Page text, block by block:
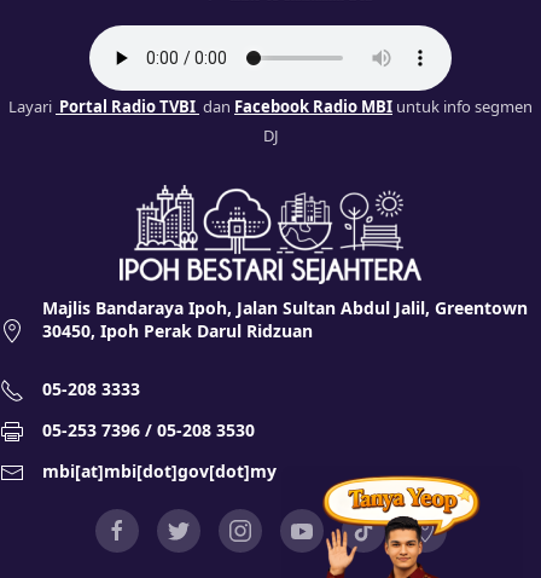
Layari Portal Radio TVBI dan Facebook Radio MBI untuk info segmen
DJ
Majlis Bandaraya Ipoh, Jalan Sultan Abdul Jalil, Greentown
30450, Ipoh Perak Darul Ridzuan
05-208 3333
05-253 7396 / 05-208 3530
mbi[at]mbi[dot]gov[dot]my